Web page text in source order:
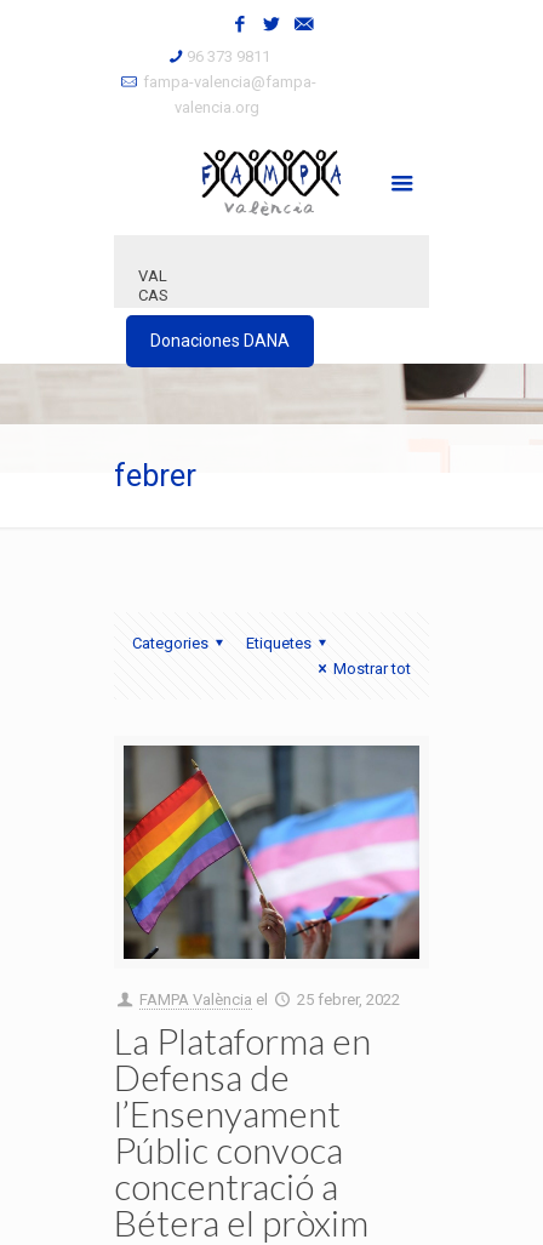
96 373 9811
fampa-valencia@fampa-
valencia.org
VAL
CAS
Donaciones DANA
febrer
Categories
Etiquetes
Mostrar tot
FAMPA València el 25 febrer, 2022
La Plataforma en
Defensa de
l’Ensenyament
Públic convoca
concentració a
Bétera el pròxim